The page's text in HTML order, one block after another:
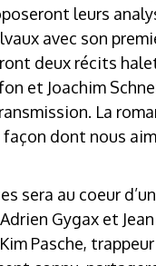
leurs
avec son
deux récits
et Joachim
La
dont nous
sera au coeur
Gygax et
Pasche,